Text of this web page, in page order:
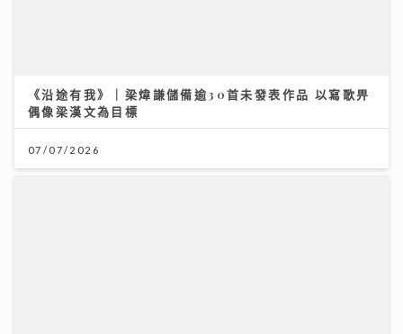
《沿途有我》｜梁煒謙儲備逾30首未發表作品 以寫歌畀
偶像梁漢文為目標
07/07/2026